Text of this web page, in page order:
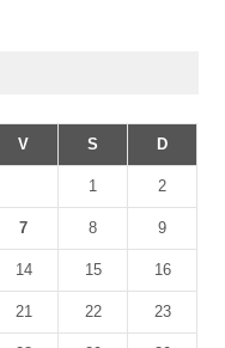
V S D
1 2
7 8 9
14 15 16
21 22 23